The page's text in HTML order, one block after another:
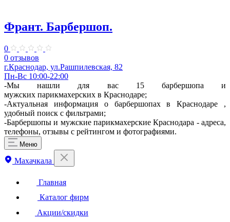
Франт. ​Барбершоп.
0
0 отзывов
г.Краснодар, ул.​Рашпилевская, 82
Пн-Вс 10:00-22:00
-Мы нашли для вас 15 барбершопа и
мужских парикмахерских в Краснодаре;
-Актуальная информация о барбершопах в Краснодаре ,
удобный поиск с фильтрами;
-Барбершопы и мужские парикмахерские Краснодара - адреса,
телефоны, отзывы с рейтингом и фотографиями.
Меню
Махачкала
Главная
Каталог фирм
Акции/скидки